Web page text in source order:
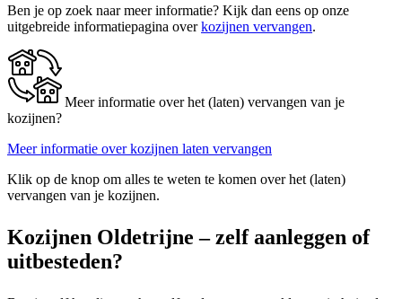
Ben je op zoek naar meer informatie? Kijk dan eens op onze
uitgebreide informatiepagina overkozijnen vervangen.
Meer informatie over het (laten) vervangen van je
kozijnen?
Meer informatie over kozijnen laten vervangen
Klik op de knop om alles te weten te komen over het (laten)
vervangen van je kozijnen.
Kozijnen Oldetrijne – zelf aanleggen of
uitbesteden?